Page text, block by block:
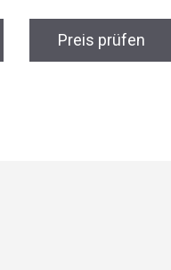
Preis prüfen